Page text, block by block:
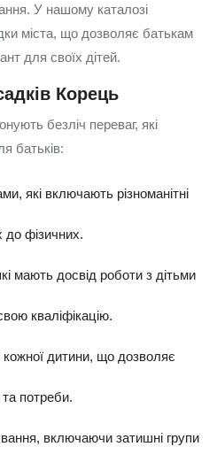
У нашому каталозі
міста, що дозволяє батькам
для своїх дітей.
Корець
безліч переваг, які
батьків:
які включають різноманітні
до фізичних.
мають досвід роботи з дітьми
кваліфікацію.
кожної дитини, що дозволяє
та потреби.
включаючи затишні групи